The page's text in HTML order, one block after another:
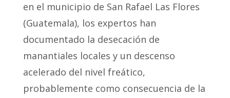
en el municipio de San Rafael Las Flores
(Guatemala), los expertos han
documentado la desecación de
manantiales locales y un descenso
acelerado del nivel freático,
probablemente como consecuencia de la